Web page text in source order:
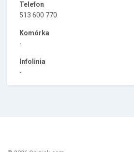
Telefon
513 600 770
Komórka
-
Infolinia
-